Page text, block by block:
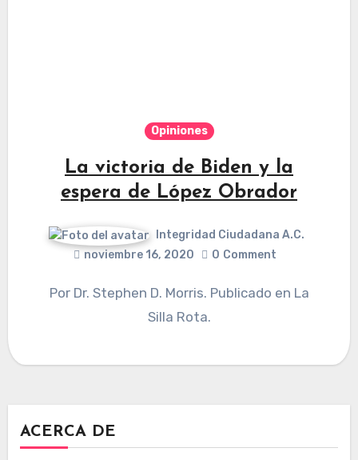
Opiniones
La victoria de Biden y la
espera de López Obrador
Integridad Ciudadana A.C.
noviembre 16, 2020
0 Comment
Por Dr. Stephen D. Morris. Publicado en La
Silla Rota.
ACERCA DE